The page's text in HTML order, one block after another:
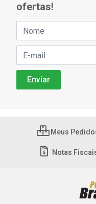
ofertas!
Meus
Notas